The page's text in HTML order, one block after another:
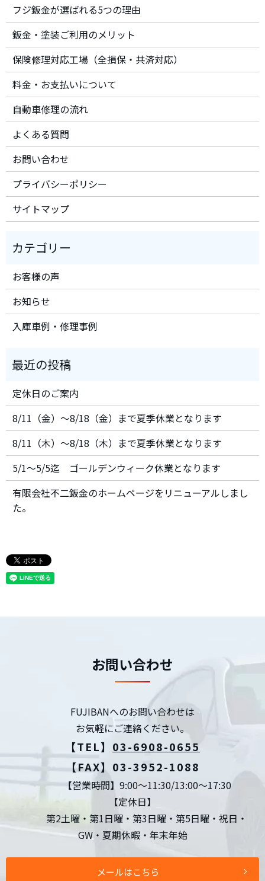
フジ鈑金が選ばれる5つの理由
鈑金・塗装ご利用のメリット
保険修理対応工場（全損保・共済対応）
料金・お支払いについて
自動車修理の流れ
よくある質問
お問い合わせ
プライバシーポリシー
サイトマップ
お客様の声
お知らせ
入庫車例・修理事例
定休日のご案内
8/11（金）～8/18（金）まで夏季休業となります
8/11（木）～8/18（木）まで夏季休業となります
5/1～5/5迄 ゴールデンウィーク休業となります
有限会社不二鈑金のホームページをリニューアルしまし
た。
お問い合わせ
FUJIBANへのお問い合わせは
お気軽にご連絡ください。
【TEL】 03-6908-0655
【FAX】03-3952-1088
【営業時間】9:00～11:30/13:00～17:30
【定休日】
第2土曜・第1日曜・第3日曜・第5日曜・祝日・
GW・夏期休暇・年末年始
メールはこちら